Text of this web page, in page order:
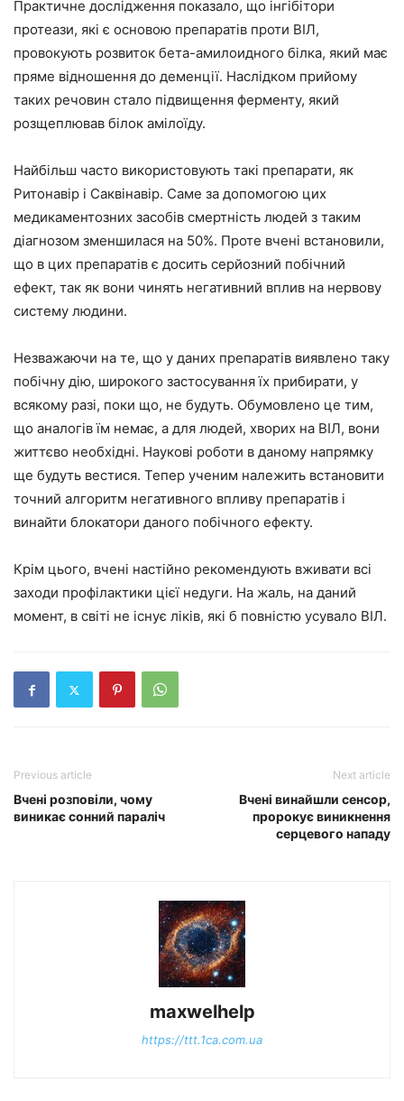
Практичне дослідження показало, що інгібітори
протеази, які є основою препаратів проти ВІЛ,
провокують розвиток бета-амилоидного білка, який має
пряме відношення до деменції. Наслідком прийому
таких речовин стало підвищення ферменту, який
розщеплював білок амілоїду.
Найбільш часто використовують такі препарати, як
Ритонавір і Саквінавір. Саме за допомогою цих
медикаментозних засобів смертність людей з таким
діагнозом зменшилася на 50%. Проте вчені встановили,
що в цих препаратів є досить серйозний побічний
ефект, так як вони чинять негативний вплив на нервову
систему людини.
Незважаючи на те, що у даних препаратів виявлено таку
побічну дію, широкого застосування їх прибирати, у
всякому разі, поки що, не будуть. Обумовлено це тим,
що аналогів їм немає, а для людей, хворих на ВІЛ, вони
життєво необхідні. Наукові роботи в даному напрямку
ще будуть вестися. Тепер ученим належить встановити
точний алгоритм негативного впливу препаратів і
винайти блокатори даного побічного ефекту.
Крім цього, вчені настійно рекомендують вживати всі
заходи профілактики цієї недуги. На жаль, на даний
момент, в світі не існує ліків, які б повністю усувало ВІЛ.
Previous article
Вчені розповіли, чому
виникає сонний параліч
Next article
Вчені винайшли сенсор,
пророкує виникнення
серцевого нападу
maxwelhelp
https://ttt.1ca.com.ua